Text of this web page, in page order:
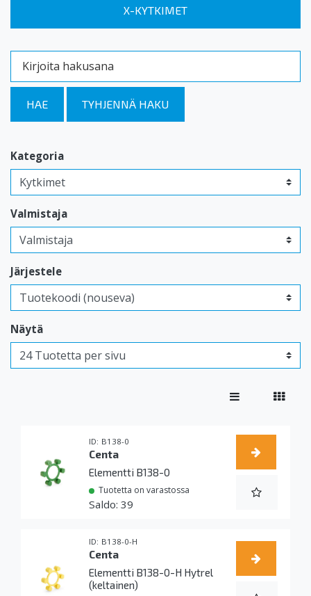
X-KYTKIMET
HAE TYHJENNÄ HAKU
Kategoria
Valmistaja
Järjestele
Näytä
B138-0
Centa
Elementti B138-0
Tuotetta on varastossa
39
B138-0-H
Centa
Elementti B138-0-H Hytrel
(keltainen)